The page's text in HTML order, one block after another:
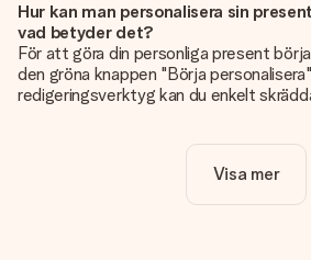
Hur kan man personalisera sin
vad betyder det?
För att göra din personliga present
den gröna knappen "Börja
redigeringsverktyg kan du enkelt
Kostar det något extra att
Visa mer